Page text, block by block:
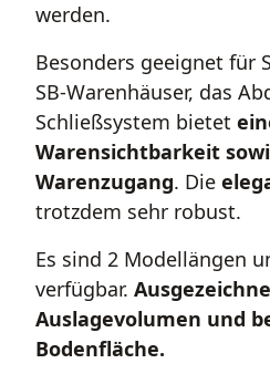
werden.
Besonders geeignet für
SB-Warenhäuser, das
Schließsystem bietet
Warensichtbarkeit
Warenzugang. Die
trotzdem sehr robust.
Es sind 2 Modellängen
verfügbar.
Auslagevolumen und
Bodenfläche.